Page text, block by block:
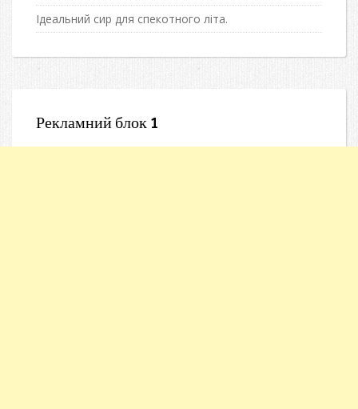
Ідеальний сир для спекотного літа.
Рекламний блок 1